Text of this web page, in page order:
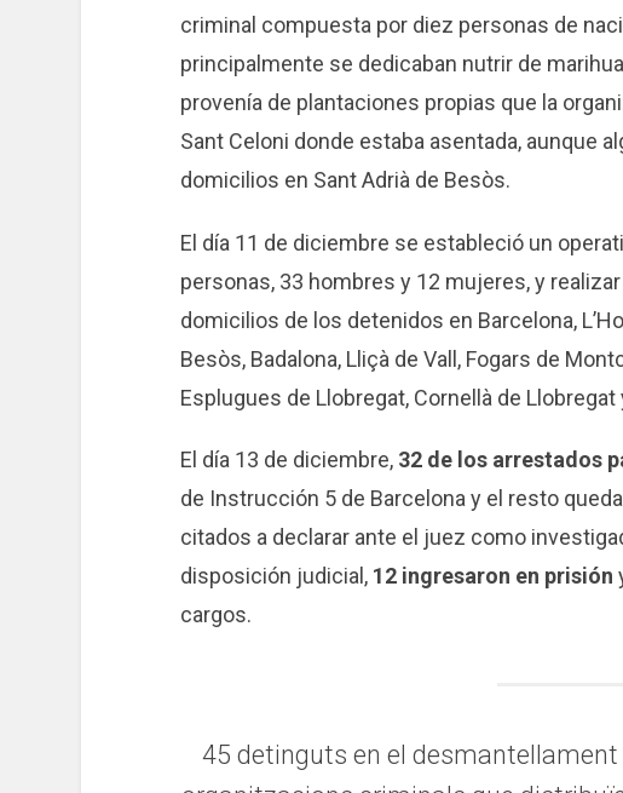
criminal compuesta por diez personas de
principalmente se dedicaban nutrir de
provenía de plantaciones propias que la
Sant Celoni donde estaba asentada, aunque
domicilios en Sant Adrià de Besòs.
El día 11 de diciembre se estableció un
personas, 33 hombres y 12 mujeres, y
domicilios de los detenidos en Barcelona,
Besòs, Badalona, Lliçà de Vall, Fogars de
Esplugues de Llobregat, Cornellà de Llobregat
El día 13 de diciembre, 32 de los arrestados
de Instrucción 5 de Barcelona y el resto
citados a declarar ante el juez como
disposición judicial,12 ingresaron en prisión
cargos.
45 detinguts en el